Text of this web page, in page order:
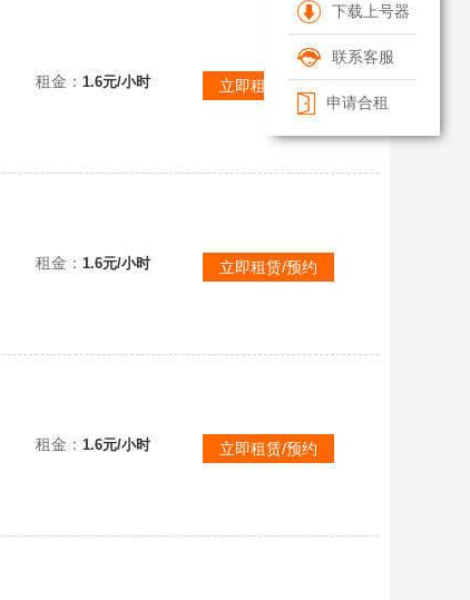
下载上号器
联系客服
申请合租
DLC
租金： 1.6元/小时 立即租赁/预约
合集
租金： 1.6元/小时 立即租赁/预约
租金： 1.6元/小时 立即租赁/预约